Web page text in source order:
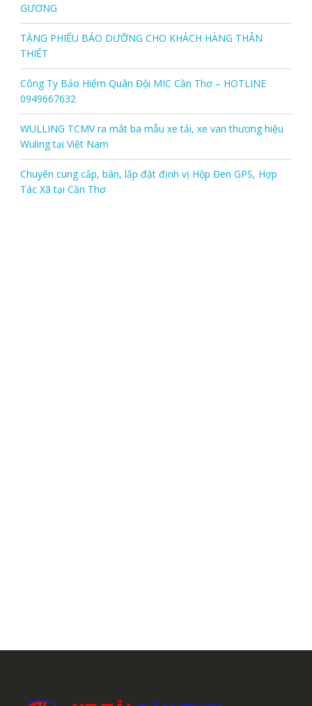
GƯƠNG
TẶNG PHIẾU BẢO DƯỠNG CHO KHÁCH HÀNG THÂN
THIẾT
Công Ty Bảo Hiểm Quân Đội MIC Cần Thơ – HOTLINE
0949667632
WULLING TCMV ra mắt ba mẫu xe tải, xe van thương hiệu
Wuling tại Việt Nam
Chuyên cung cấp, bán, lắp đặt định vị Hộp Đen GPS, Hợp
Tác Xã tại Cần Thơ